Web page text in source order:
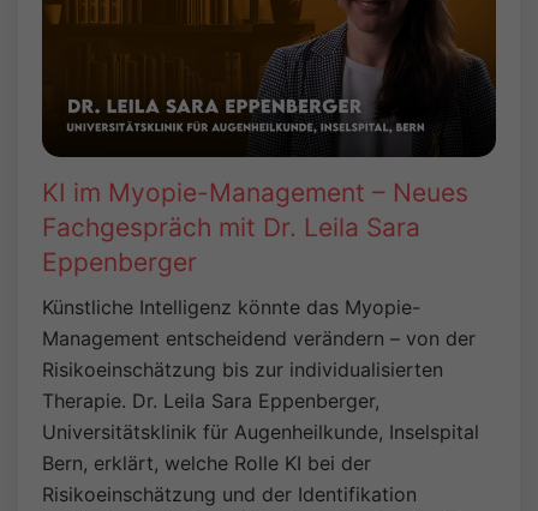
KI im Myopie-Management – Neues
Fachgespräch mit Dr. Leila Sara
Eppenberger
Künstliche Intelligenz könnte das Myopie-
Management entscheidend verändern – von der
Risikoeinschätzung bis zur individualisierten
Therapie. Dr. Leila Sara Eppenberger,
Universitätsklinik für Augenheilkunde, Inselspital
Bern, erklärt, welche Rolle KI bei der
Risikoeinschätzung und der Identifikation